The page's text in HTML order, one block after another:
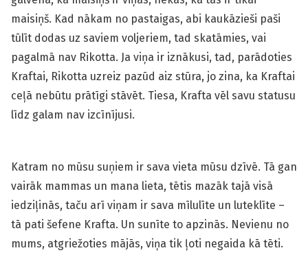
maisiņš. Kad nākam no pastaigas, abi kaukāzieši paši
tūlīt dodas uz saviem voljeriem, tad skatāmies, vai
pagalmā nav Rikotta. Ja viņa ir iznākusi, tad, parādoties
Kraftai, Rikotta uzreiz pazūd aiz stūra, jo zina, ka Kraftai
ceļā nebūtu prātīgi stāvēt. Tiesa, Krafta vēl savu statusu
līdz galam nav izcīnījusi.
Katram no mūsu suņiem ir sava vieta mūsu dzīvē. Tā gan
vairāk mammas un mana lieta, tētis mazāk tajā visā
iedziļinās, taču arī viņam ir sava mīlulīte un luteklīte –
tā pati šefene Krafta. Un sunīte to apzinās. Nevienu no
mums, atgriežoties mājās, viņa tik ļoti negaida kā tēti.